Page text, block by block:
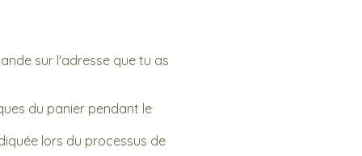
sur l'adresse que tu as
du panier pendant le
lors du processus de